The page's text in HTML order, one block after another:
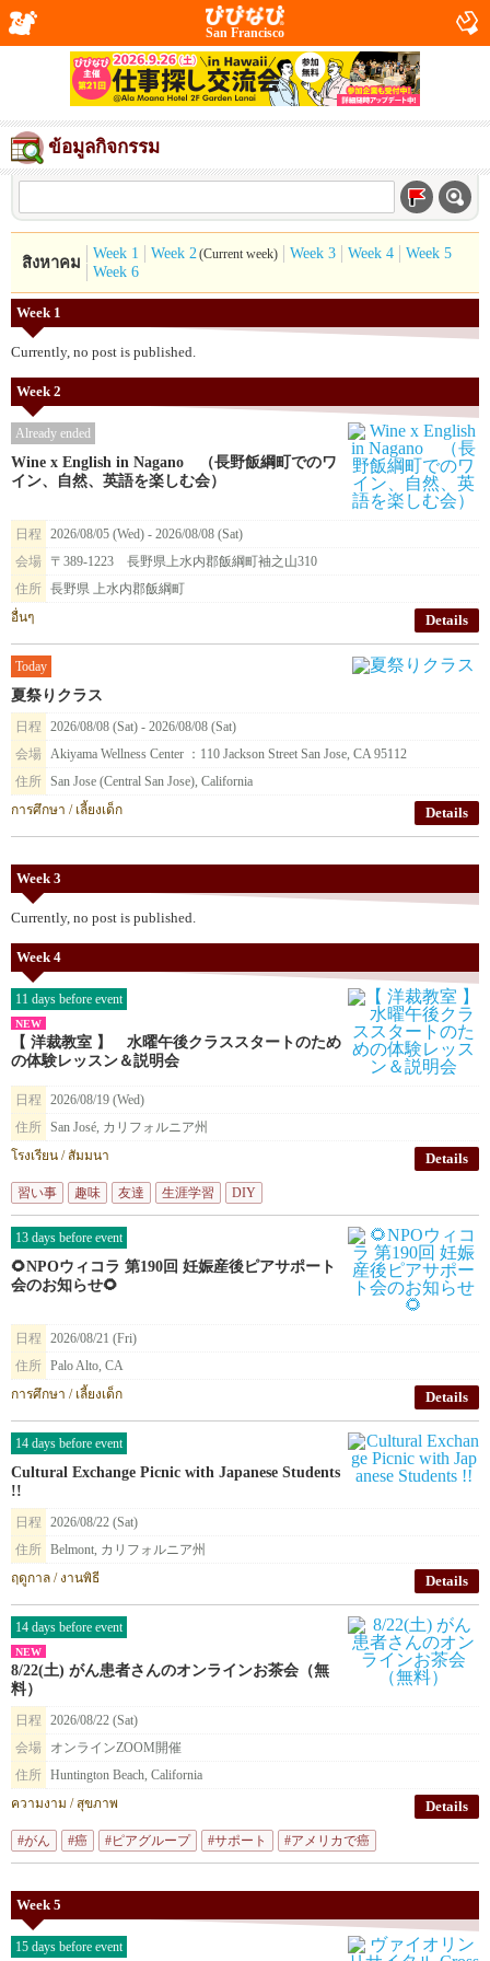
San Francisco
ข้อมูลกิจกรรม
สิงหาคม
Week 1 Week 2(Current week) Week 3 Week 4
Week 5
Week 6
Week 1
Currently, no post is published.
Week 2
Already ended
Wine x English in Nagano （長野飯綱町でのワ
イン、自然、英語を楽しむ会）
日程
2026/08/05 (Wed) - 2026/08/08 (Sat)
会場
〒389-1223 長野県上水内郡飯綱町袖之山310
住所 長野県 上水内郡飯綱町
อื่นๆ
Details
Today
夏祭りクラス
日程
2026/08/08 (Sat) - 2026/08/08 (Sat)
会場 Akiyama Wellness Center ：110 Jackson Street San Jose, CA 95112
住所 San Jose (Central San Jose), California
การศึกษา / เลี้ยงเด็ก
Details
Week 3
Currently, no post is published.
Week 4
11 days before event
NEW
【 洋裁教室 】 水曜午後クラススタートのため
の体験レッスン＆説明会
日程
2026/08/19 (Wed)
住所 San José, カリフォルニア州
โรงเรียน / สัมมนา
Details
習い事 趣味 友達 生涯学習 DIY
13 days before event
🌻NPOウィコラ 第190回 妊娠産後ピアサポート
会のお知らせ🌻
日程
2026/08/21 (Fri)
住所 Palo Alto, CA
การศึกษา / เลี้ยงเด็ก
Details
14 days before event
Cultural Exchange Picnic with Japanese Students
!!
日程
2026/08/22 (Sat)
住所 Belmont, カリフォルニア州
ฤดูกาล / งานพิธี
Details
14 days before event
NEW
8/22(土) がん患者さんのオンラインお茶会（無
料）
日程
2026/08/22 (Sat)
会場
オンラインZOOM開催
住所 Huntington Beach, California
ความงาม / สุขภาพ
Details
#がん #癌 #ピアグループ #サポート #アメリカで癌
Week 5
15 days before event